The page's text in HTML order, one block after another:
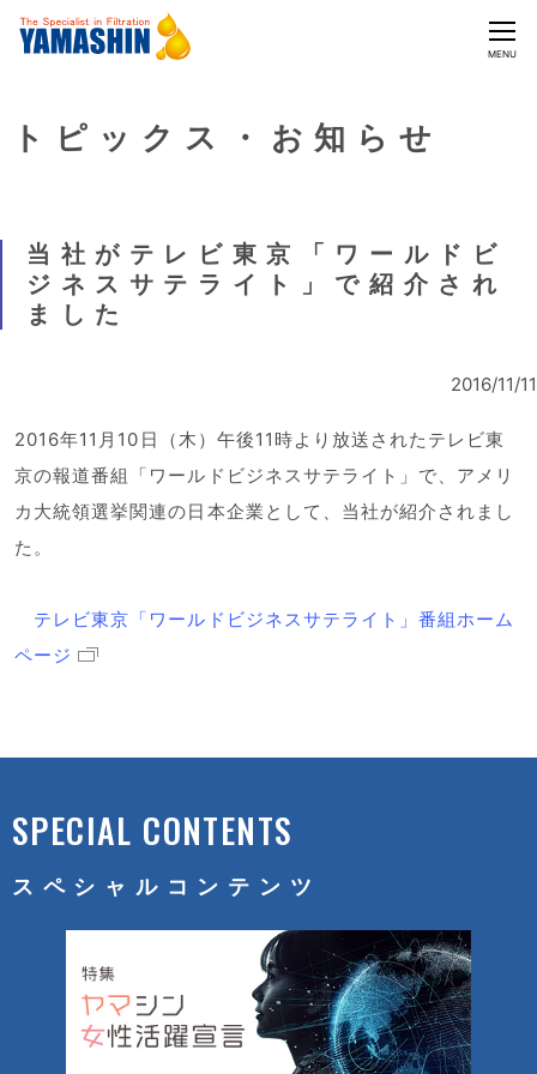
CLOSE
MENU
トピックス・お知らせ
当社がテレビ東京「ワールドビ
ジネスサテライト」で紹介され
ました
2016/11/11
2016年11月10日（木）午後11時より放送されたテレビ東
京の報道番組「ワールドビジネスサテライト」で、アメリ
カ大統領選挙関連の日本企業として、当社が紹介されまし
た。
テレビ東京「ワールドビジネスサテライト」番組ホーム
ページ
SPECIAL CONTENTS
スペシャルコンテンツ